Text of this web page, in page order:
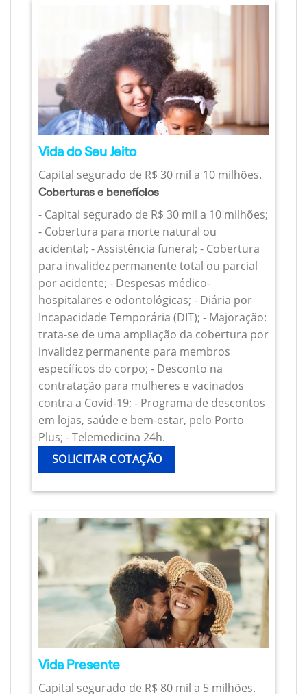
Vida do Seu Jeito
Capital segurado de R$ 30 mil a 10 milhões.
Coberturas e benefícios
- Capital segurado de R$ 30 mil a 10 milhões;
- Cobertura para morte natural ou
acidental; - Assistência funeral; - Cobertura
para invalidez permanente total ou parcial
por acidente; - Despesas médico-
hospitalares e odontológicas; - Diária por
Incapacidade Temporária (DIT); - Majoração:
trata-se de uma ampliação da cobertura por
invalidez permanente para membros
específicos do corpo; - Desconto na
contratação para mulheres e vacinados
contra a Covid-19; - Programa de descontos
em lojas, saúde e bem-estar, pelo Porto
Plus; - Telemedicina 24h.
SOLICITAR COTAÇÃO
Vida Presente
Capital segurado de R$ 80 mil a 5 milhões.